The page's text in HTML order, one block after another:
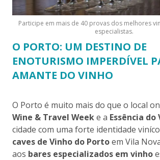
Participe em mais de 40 provas dos melhores
especialistas.
O PORTO: UM DESTINO DE
ENOTURISMO IMPERDÍVEL
AMANTE DO VINHO
O Porto é muito mais do que o local
Wine & Travel Weeke a Essência do
cidade com uma forte identidade
caves de Vinho do Portoem Vila
aos bares especializados em vinho